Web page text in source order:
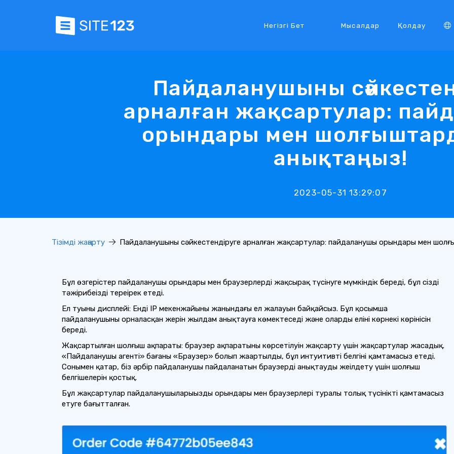
Негізгі Бет Мысалдар Қолдау
Пайдаланушыны
арналған жақсартулар:
орындары мен
анықтаңыз!
2023-05-31 13:29:07
Тізімді жаңарту Пайдаланушыны сәйкестендіруге арналған жақсартулар: пайдаланушы орындары мен
Бұл өзгерістер пайдаланушы орындары мен браузерлерді жақсырақ түсінуге мүмкіндік береді, бұл сіздің
тәжірибеңізді тереңірек етеді.
Ел туының дисплейі: Енді IP мекенжайының жанындағы ел жалауын байқайсыз. Бұл қосымша
пайдаланушының орналасқан жерін жылдам анықтауға көмектеседі және олардың елінің көрнекі көрінісін
береді.
Жақсартылған шолғыш ақпараты: браузер ақпаратының көрсетілуін жақсарту үшін жақсартулар жасадық.
«Пайдаланушы агенті» бағаны «Браузер» болып жаңартылды, бұл интуитивті белгіні қамтамасыз етеді.
Сонымен қатар, біз әрбір пайдаланушы пайдаланатын браузерді анықтауды жеңілдету үшін шолғыш
белгішелерін қостық.
Бұл жақсартулар пайдаланушыларыңыздың орындары мен браузерлері туралы толық түсінікті қамтамасыз
етуге бағытталған.